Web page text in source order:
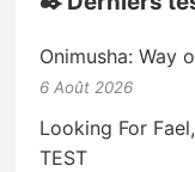
Onimusha: Way
6 Août 2026
Looking For
TEST